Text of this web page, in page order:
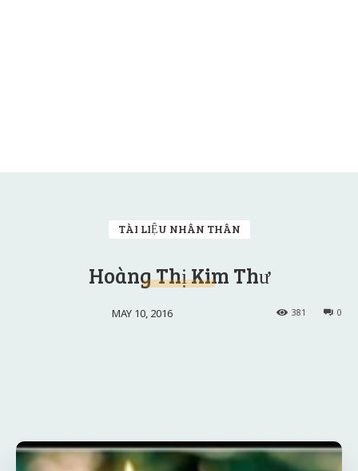
TÀI LIỆU NHÂN THÂN
Hoàng Thị Kim Thư
MAY 10, 2016 0
381